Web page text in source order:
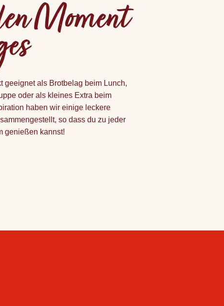
Moment
geeignet als Brotbelag beim Lunch,
oder als kleines Extra beim
haben wir einige leckere
so dass du zu jeder
genießen kannst!